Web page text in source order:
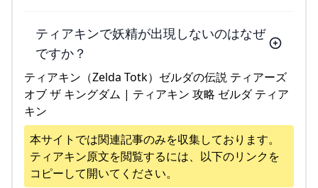
ティアキンで妖精が出現しないのはなぜ
ですか？
ティアキン（Zelda Totk）ゼルダの伝説 ティアーズ
オブ ザ キングダム | ティアキン 攻略 ゼルダ ティア
キン
本サイトでは関連記事のみを収集しております。
ティアキン原文を閲覧するには、以下のリンクを
コピーして開いてください。